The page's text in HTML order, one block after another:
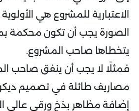
الاعتبارية للمشروع هي
الصورة يجب أن تكون محكمة
يتخطاها صاحب المشروع.
فمثلًا لا يجب أن ينفق صاحب
مصاريف طائلة في تصميم
إضافة مظاهر بذخ ورقى عالي